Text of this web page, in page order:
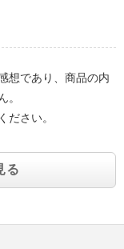
想であり、商品の内
。
ださい。
る